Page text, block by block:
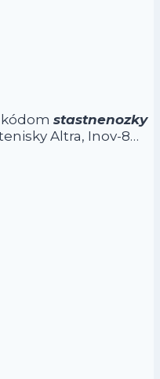
kódom stastnenozky
Altra, Inov-8…